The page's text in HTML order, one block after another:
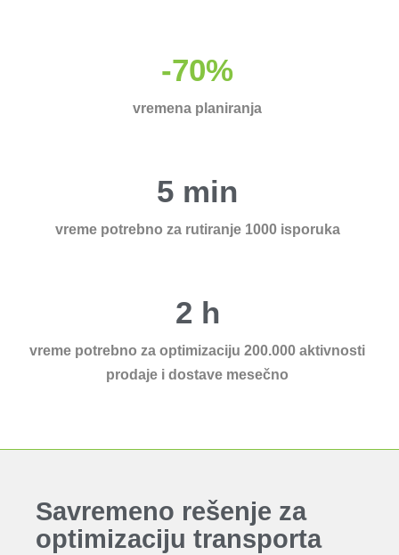
-70%
vremena planiranja
5 min
vreme potrebno za rutiranje 1000 isporuka
2 h
vreme potrebno za optimizaciju 200.000 aktivnosti
prodaje i dostave mesečno
Savremeno rešenje za
optimizaciju transporta